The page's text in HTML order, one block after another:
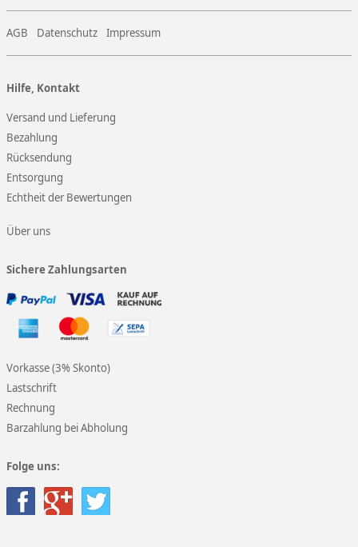
AGB Datenschutz Impressum
Hilfe, Kontakt
Versand und Lieferung
Bezahlung
Rücksendung
Entsorgung
Echtheit der Bewertungen
Über uns
Sichere Zahlungsarten
Vorkasse (3% Skonto)
Lastschrift
Rechnung
Barzahlung bei Abholung
Folge uns: